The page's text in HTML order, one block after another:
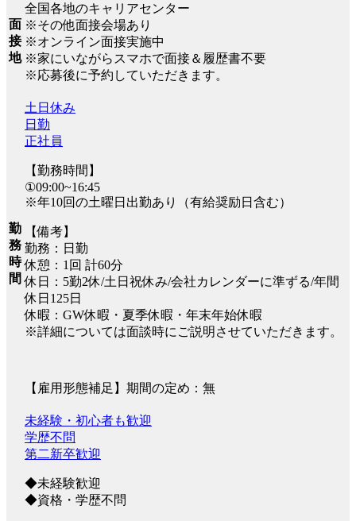
面
接
地
全国各地のキャリアセンター
※その他面接会場あり
※オンライン面接実施中
※家にいながらスマホで面接＆履歴書不要
※応募後に予約していただきます。
勤
務
時
間
土日休み
日勤
正社員
【勤務時間】
①09:00~16:45
※年10回の土曜日出勤あり（有給奨励日含む）
【備考】
勤務：日勤
休憩：1回 計60分
休日：5勤2休/土日祝休み/会社カレンダーに準ずる/年間
休日125日
休暇：GW休暇・夏季休暇・年末年始休暇
※詳細については面談時にご説明させていただきます。
【雇用形態補足】期間の定め：無
未経験・初心者も歓迎
学歴不問
第二新卒歓迎
◆未経験歓迎
◆資格・学歴不問